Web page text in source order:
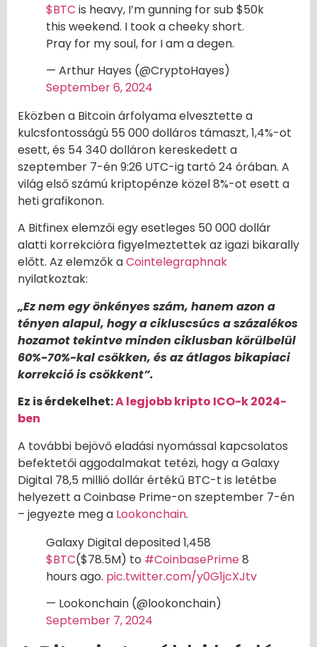
$BTC is heavy, I’m gunning for sub $50k
this weekend. I took a cheeky short.
Pray for my soul, for I am a degen.
— Arthur Hayes (@CryptoHayes)
September 6, 2024
Eközben a Bitcoin árfolyama elvesztette a
kulcsfontosságú 55 000 dolláros támaszt, 1,4%-ot
esett, és 54 340 dolláron kereskedett a
szeptember 7-én 9:26 UTC-ig tartó 24 órában. A
világ első számú kriptopénze közel 8%-ot esett a
heti grafikonon.
A Bitfinex elemzői egy esetleges 50 000 dollár
alatti korrekcióra figyelmeztettek az igazi bikarally
előtt. Az elemzők aCointelegraphnak
nyilatkoztak:
„Ez nem egy önkényes szám, hanem azon a
tényen alapul, hogy a cikluscsúcs a százalékos
hozamot tekintve minden ciklusban körülbelül
60%-70%-kal csökken, és az átlagos bikapiaci
korrekció is csökkent”.
Ez is érdekelhet:A legjobb kripto ICO-k 2024-
ben
A további bejövő eladási nyomással kapcsolatos
befektetői aggodalmakat tetézi, hogy a Galaxy
Digital 78,5 millió dollár értékű BTC-t is letétbe
helyezett a Coinbase Prime-on szeptember 7-én
– jegyezte meg a Lookonchain.
Galaxy Digital deposited 1,458
$BTC($78.5M) to #CoinbasePrime8
hours ago. pic.twitter.com/y0G1jcXJtv
— Lookonchain (@lookonchain)
September 7, 2024